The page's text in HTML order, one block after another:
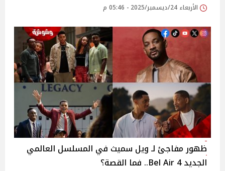
الأربعاء 24/ديسمبر/2025 - 05:46 م
ظهور مفاجئ لـ ويل سميث في المسلسل العالمي
الجديد 4 Bel Air.. فما القصة؟